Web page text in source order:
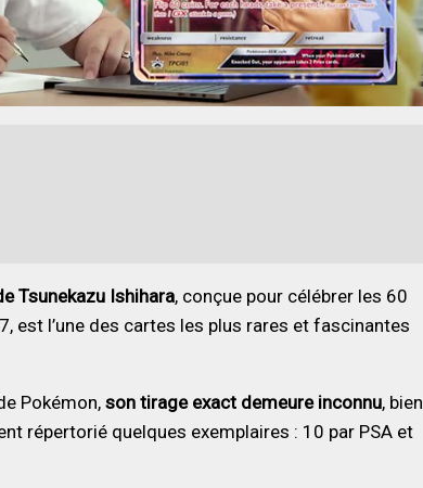
Tsunekazu Ishihara, conçue pour célébrer les 60
est l’une des cartes les plus rares et fascinantes
Pokémon, son tirage exact demeure inconnu, bien
répertorié quelques exemplaires : 10 par PSA et